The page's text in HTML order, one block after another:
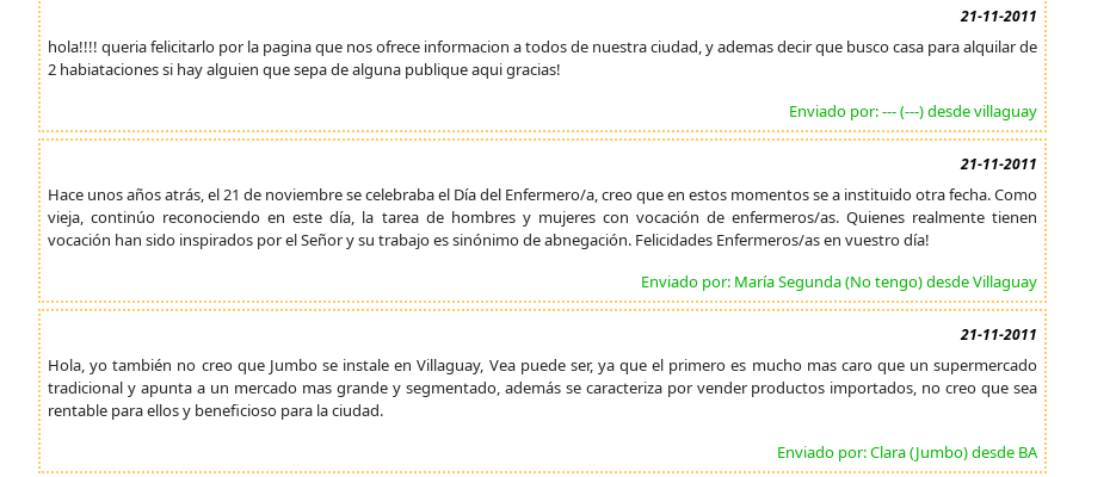
21-11-2011
hola!!!! queria felicitarlo por la pagina que nos ofrece informacion a todos de nuestra ciudad, y ademas decir que busco casa para alquilar de
2 habiataciones si hay alguien que sepa de alguna publique aqui gracias!
Enviado por: --- (---) desde villaguay
21-11-2011
Hace unos años atrás, el 21 de noviembre se celebraba el Día del Enfermero/a, creo que en estos momentos se a instituido otra fecha. Como
vieja, continúo reconociendo en este día, la tarea de hombres y mujeres con vocación de enfermeros/as. Quienes realmente tienen
vocación han sido inspirados por el Señor y su trabajo es sinónimo de abnegación. Felicidades Enfermeros/as en vuestro día!
Enviado por: María Segunda (No tengo) desde Villaguay
21-11-2011
Hola, yo también no creo que Jumbo se instale en Villaguay, Vea puede ser, ya que el primero es mucho mas caro que un supermercado
tradicional y apunta a un mercado mas grande y segmentado, además se caracteriza por vender productos importados, no creo que sea
rentable para ellos y beneficioso para la ciudad.
Enviado por: Clara (Jumbo) desde BA